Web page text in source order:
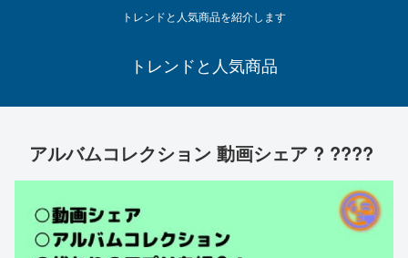
トレンドと人気商品を紹介します
トレンドと人気商品
アルバムコレクション 動画シェア ? ????